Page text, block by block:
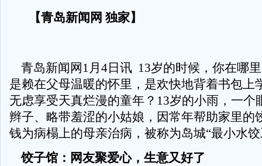
【青岛新闻网 独家】
青岛新闻网1月4日讯 13岁的时候，你在哪
是赖在父母温暖的怀里，是欢快地背着书包上
无虑享受天真烂漫的童年？13岁的小雨，一个
辫子、略带羞涩的小姑娘，因常年帮助家里的
钱为病榻上的母亲治病，被称为岛城“最小水
饺子馆：网友聚爱心，生意又好了